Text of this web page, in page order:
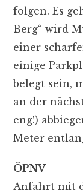
folgen. Es
Berg“ wird
einer
einige
belegt sein,
an der
eng!)
Meter
ÖPNV
Anfahrt mit